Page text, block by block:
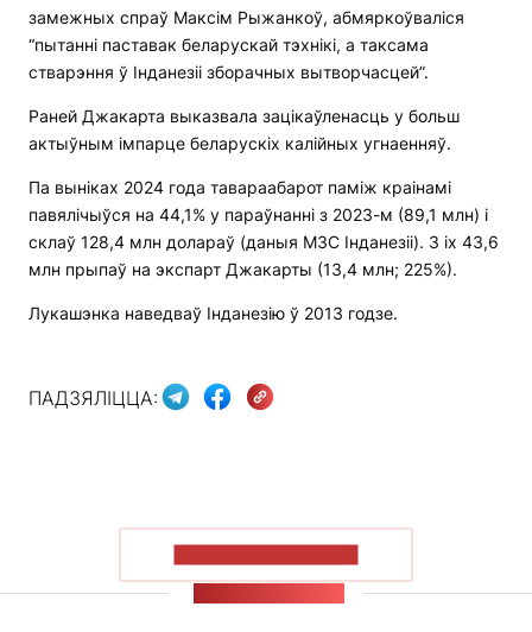
замежных спраў Максім Рыжанкоў, абмяркоўваліся
“пытанні паставак беларускай тэхнікі, а таксама
стварэння ў Інданезіі зборачных вытворчасцей”.
Раней Джакарта выказвала зацікаўленасць у больш
актыўным імпарце беларускіх калійных угнаенняў.
Па выніках 2024 года тавараабарот паміж краінамі
павялічыўся на 44,1% у параўнанні з 2023-м (89,1 млн) і
склаў 128,4 млн долараў (даныя МЗС Інданезіі). З іх 43,6
млн прыпаў на экспарт Джакарты (13,4 млн; 225%).
Лукашэнка наведваў Інданезію ў 2013 годзе.
ПАДЗЯЛІЦЦА: